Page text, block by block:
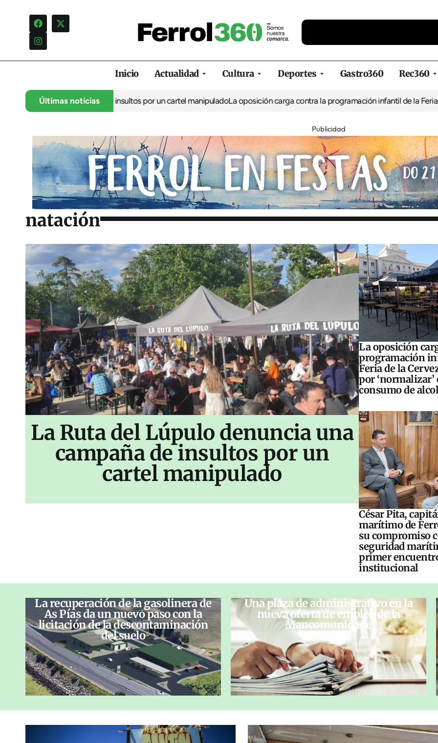
Inicio Actualidad Cultura Deportes Gastro360 Rec360
Últimas noticias
una campaña de insultos por un cartel manipulado La oposición carga contra la programación infantil de la Feria de la
Publicidad
natación
La Ruta del Lúpulo denuncia una
campaña de insultos por un
cartel manipulado
La oposición
programación
Feria de la
por ‘normalizar’
consumo de
César Pita,
marítimo de
su compromiso
seguridad
primer
institucional
La recuperación de la gasolinera de
As Pías da un nuevo paso con la
licitación de la descontaminación
del suelo
Una plaza de administrativo en la
nueva oferta de empleo de la
Mancomunidade